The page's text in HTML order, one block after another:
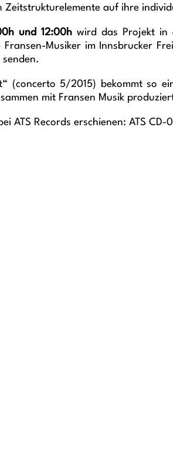
Zeitstrukturelemente auf ihre
und 12:00hwird das Projekt in
Musiker im Innsbrucker
(concerto 5/2015) bekommt so
mit Fransen Musik
ATS Records erschienen: ATS CD-